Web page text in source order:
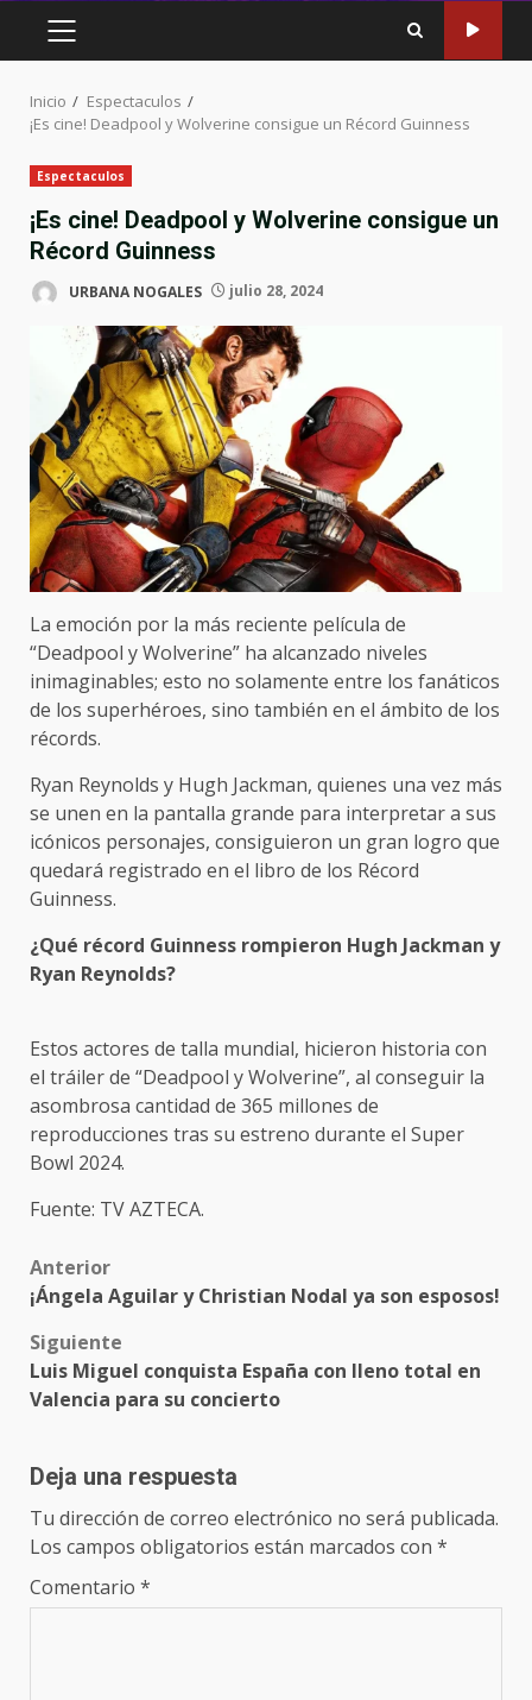
MENÚ
PRINCIPAL
Inicio
Espectaculos
¡Es cine! Deadpool y Wolverine consigue un Récord Guinness
Espectaculos
¡Es cine! Deadpool y Wolverine consigue un
Récord Guinness
URBANA NOGALES julio 28, 2024
La emoción por la más reciente película de
“Deadpool y Wolverine” ha alcanzado niveles
inimaginables; esto no solamente entre los fanáticos
de los superhéroes, sino también en el ámbito de los
récords.
Ryan Reynolds y Hugh Jackman, quienes una vez más
se unen en la pantalla grande para interpretar a sus
icónicos personajes, consiguieron un gran logro que
quedará registrado en el libro de los Récord
Guinness.
¿Qué récord Guinness rompieron Hugh Jackman y
Ryan Reynolds?
Estos actores de talla mundial, hicieron historia con
el tráiler de “Deadpool y Wolverine”, al conseguir la
asombrosa cantidad de 365 millones de
reproducciones tras su estreno durante el Super
Bowl 2024.
Fuente: TV AZTECA.
Post
navigation
Anterior
¡Ángela Aguilar y Christian Nodal ya son esposos!
Siguiente
Luis Miguel conquista España con lleno total en
Valencia para su concierto
Deja una respuesta
Tu dirección de correo electrónico no será publicada.
Los campos obligatorios están marcados con *
Comentario *